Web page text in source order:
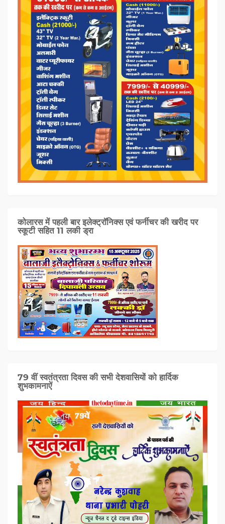
कोलारस में पहली बार इलेक्ट्रॉनिक्स एवं फर्नीचर की खरीद पर
स्कूटी सहित 11 लकी ड्रा
79 वीं स्वतंत्रता दिवस की सभी देशवासियों को हार्दिक
शुभकामनाऐं